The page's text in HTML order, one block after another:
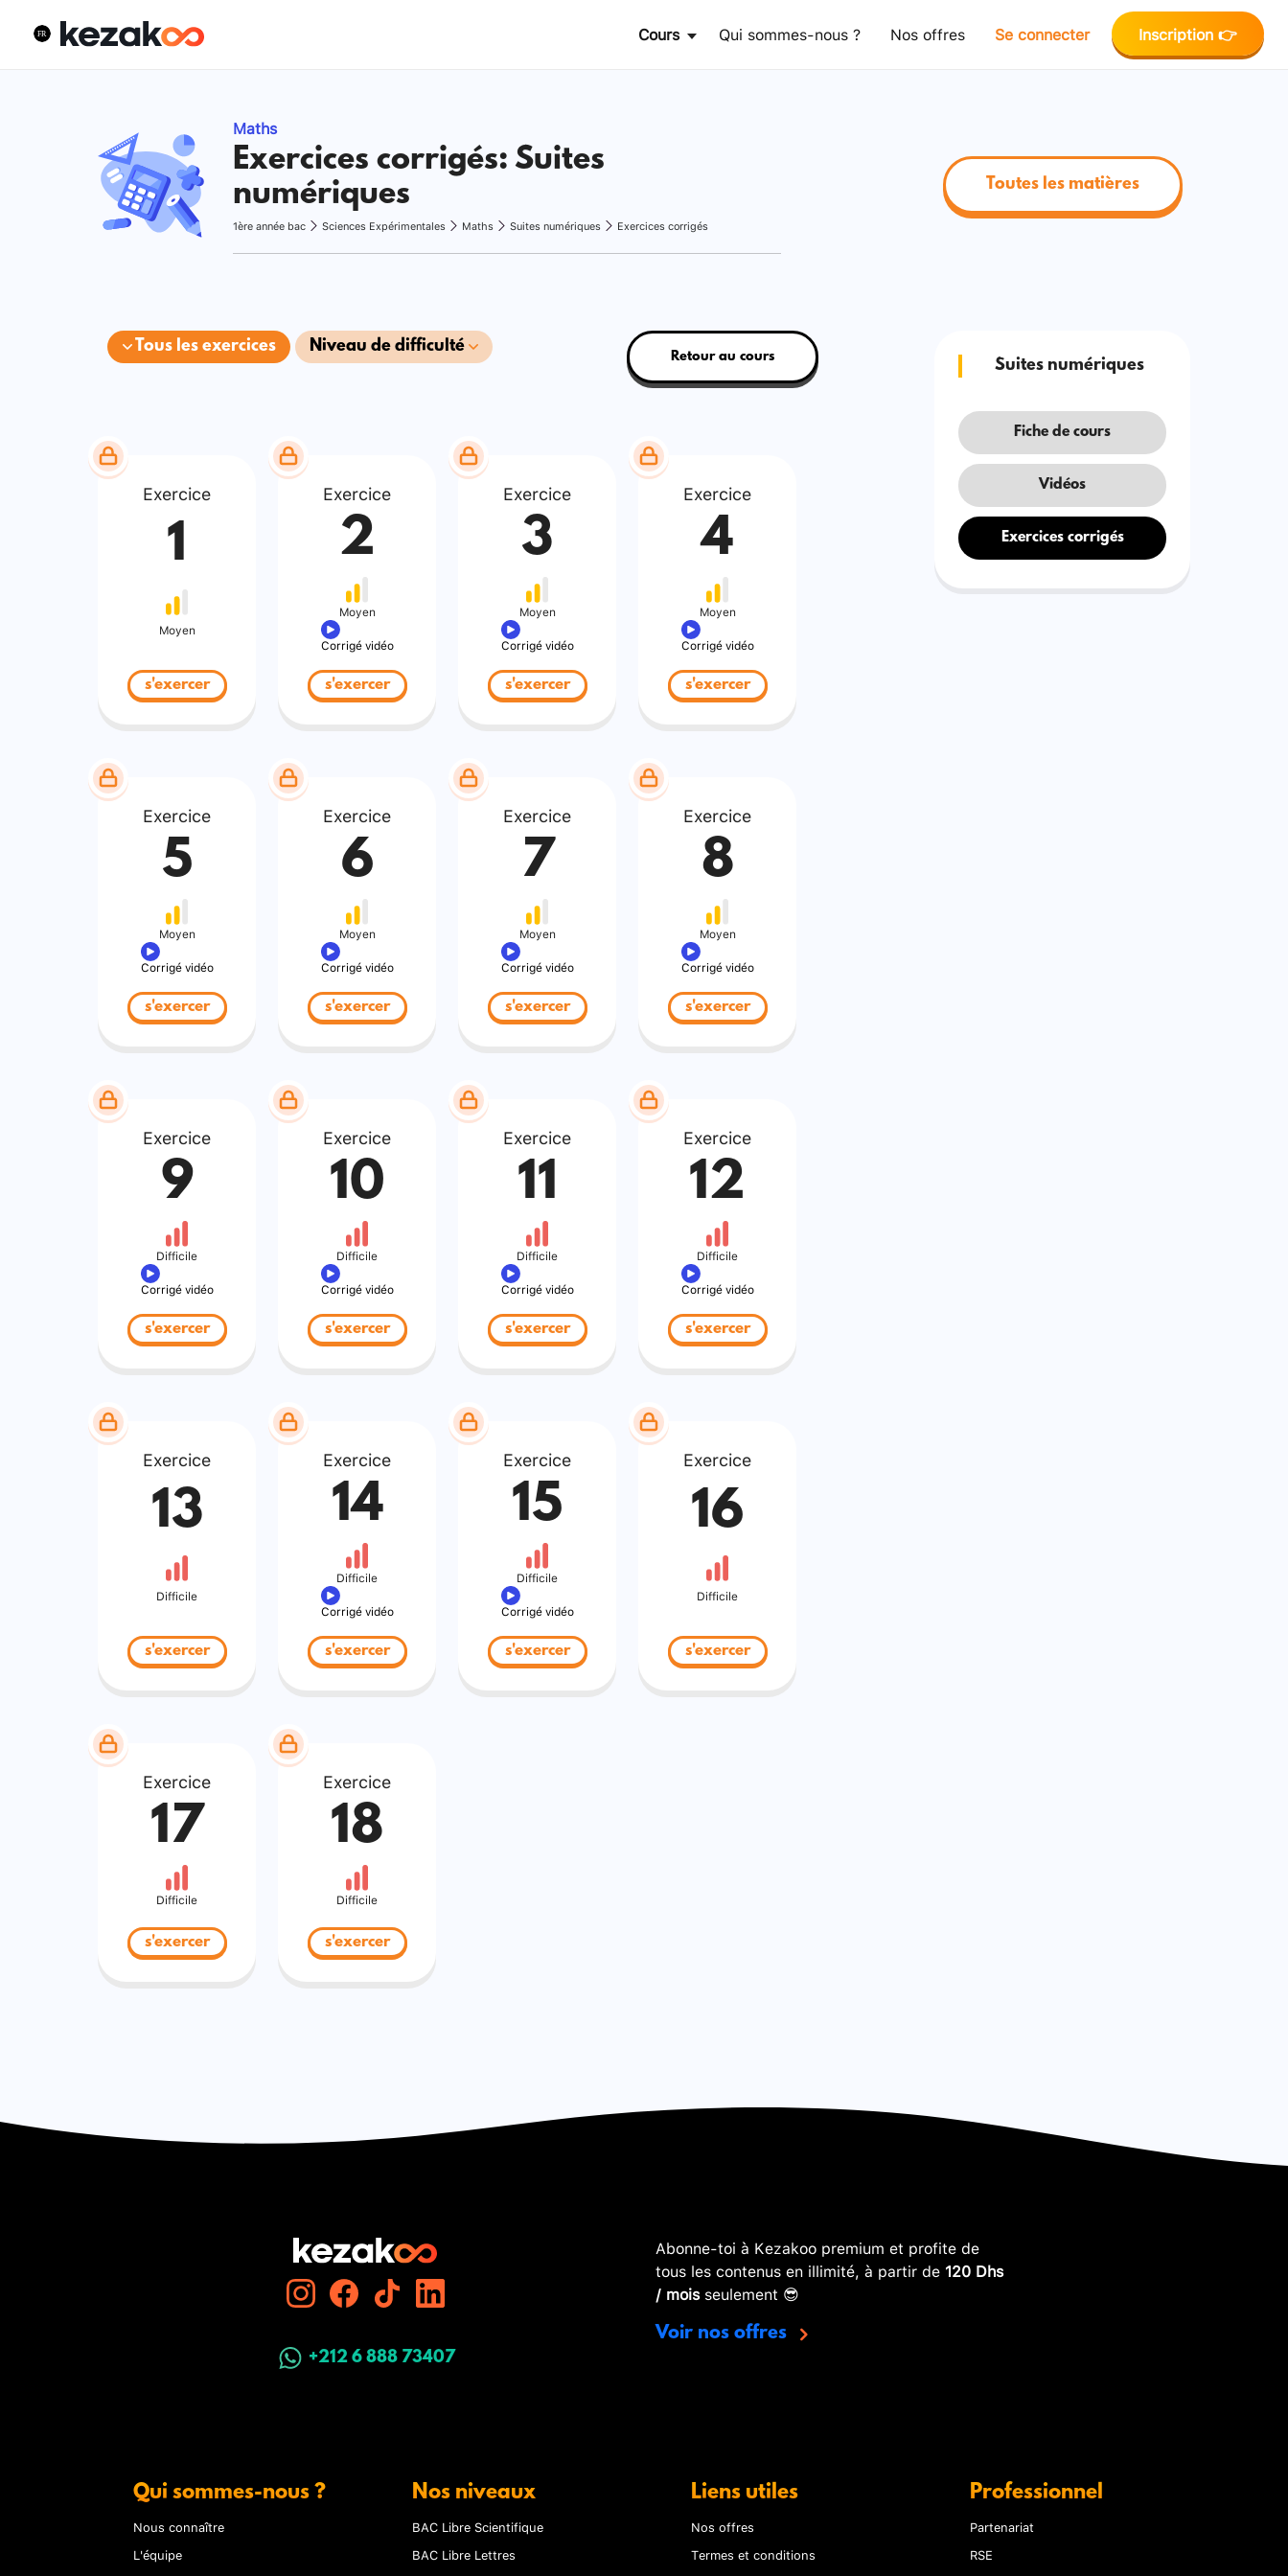
Cours Qui sommes-nous ? Nos offres Se connecter Inscription 👉
Maths
Exercices corrigés: Suites
numériques
1ère année bac Sciences Expérimentales Maths Suites numériques Exercices corrigés
Toutes les matières
Tous les exercices Niveau de difficulté
Retour au cours
Exercice
1
Moyen
s'exercer
Exercice
2
Moyen
Corrigé vidéo
s'exercer
Exercice
3
Moyen
Corrigé vidéo
s'exercer
Exercice
4
Moyen
Corrigé vidéo
s'exercer
Exercice
5
Moyen
Corrigé vidéo
s'exercer
Exercice
6
Moyen
Corrigé vidéo
s'exercer
Exercice
7
Moyen
Corrigé vidéo
s'exercer
Exercice
8
Moyen
Corrigé vidéo
s'exercer
Exercice
9
Difficile
Corrigé vidéo
s'exercer
Exercice
10
Difficile
Corrigé vidéo
s'exercer
Exercice
11
Difficile
Corrigé vidéo
s'exercer
Exercice
12
Difficile
Corrigé vidéo
s'exercer
Exercice
13
Difficile
s'exercer
Exercice
14
Difficile
Corrigé vidéo
s'exercer
Exercice
15
Difficile
Corrigé vidéo
s'exercer
Exercice
16
Difficile
s'exercer
Exercice
17
Difficile
s'exercer
Exercice
18
Difficile
s'exercer
Suites numériques
Fiche de cours
Vidéos
Exercices corrigés
+212 6 888 73407
Abonne-toi à Kezakoo premium et profite de
tous les contenus en illimité, à partir de 120 Dhs
/ moisseulement 😎
Voir nos offres
Qui sommes-nous ?
Nous connaître
L'équipe
Nos niveaux
BAC Libre Scientifique
BAC Libre Lettres
Liens utiles
Nos offres
Termes et conditions
Professionnel
Partenariat
RSE